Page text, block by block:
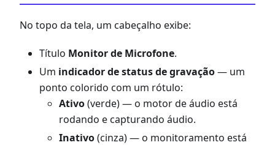
No topo da tela, um cabeçalho exibe:
Título Monitor de Microfone.
Um indicador de status de gravação— um
ponto colorido com um rótulo:
Ativo(verde) — o motor de áudio está
rodando e capturando áudio.
Inativo(cinza) — o monitoramento está